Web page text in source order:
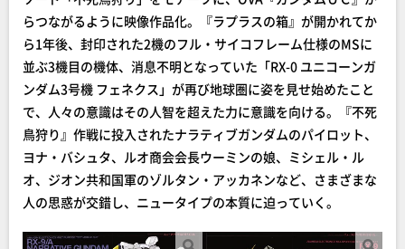
らつながるように映像作品化。『ラプラスの箱』が開かれてか
ら1年後、封印された2機のフル・サイコフレーム仕様のMSに
並ぶ3機目の機体、消息不明となっていた「RX-0 ユニコーンガ
ンダム3号機 フェネクス」が再び地球圏に姿を見せ始めたこと
で、人々の意識はその人智を超えた力に意識を向ける。『不死
鳥狩り』作戦に投入されたナラティブガンダムのパイロット、
ヨナ・バシュタ、ルオ商会会長ウーミンの娘、ミシェル・ル
オ、ジオン共和国軍のゾルタン・アッカネンなど、さまざまな
人の思惑が交錯し、ニュータイプの本質に迫っていく。